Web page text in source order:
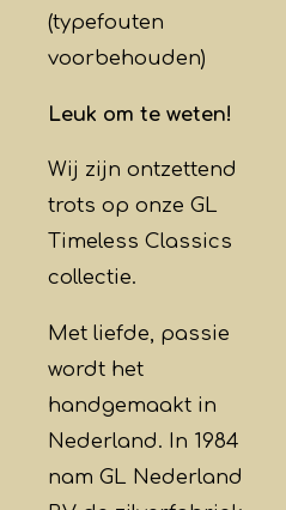
(typefouten
voorbehouden)
Leuk om te weten!
Wij zijn ontzettend
trots op onze GL
Timeless Classics
collectie.
Met liefde, passie
wordt het
handgemaakt in
Nederland. In 1984
nam GL Nederland